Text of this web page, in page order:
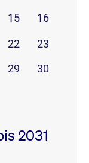
15 16
22
23
29
30
2031